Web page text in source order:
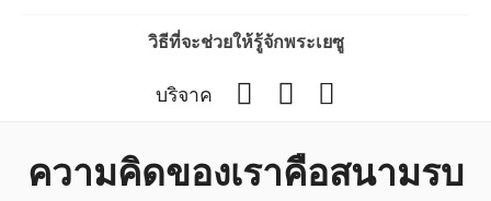
วิธีที่จะช่วยให้รู้จักพระเยซู
บริจาค
ความคิดของเราคือสนามรบ